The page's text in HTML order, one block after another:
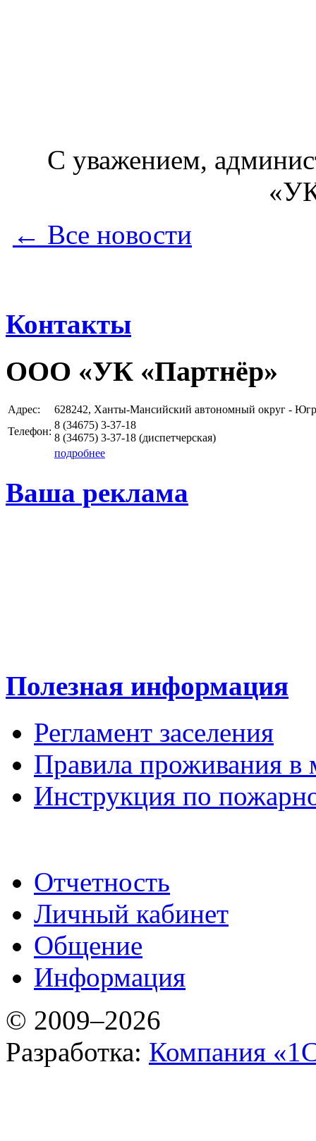
С уважением,
← Все новости
Контакты
ООО «УК «Партнёр»
Адрес:
628242, Ханты-Мансийский автономный округ -
Телефон:
8 (34675) 3-37-18
8 (34675) 3-37-18 (диспетчерская)
подробнее
Ваша реклама
Полезная информация
Регламент заселения
Правила проживания в
Инструкция по
Отчетность
Личный кабинет
Общение
Информация
© 2009–2026
Разработка: Компания